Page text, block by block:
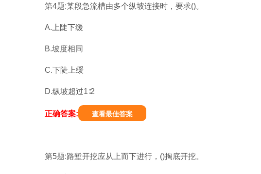
第4题:某段急流槽由多个纵坡连接时，要求()。
A.上陡下缓
B.坡度相同
C.下陡上缓
D.纵坡超过1∶2
正确答案: 查看最佳答案
第5题:路堑开挖应从上而下进行，()掏底开挖。